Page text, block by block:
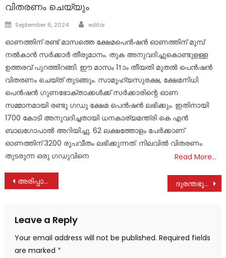
വിതരണം ചെയ്യും
Posted
September 6, 2024 Author
editor
ഓണത്തിന് രണ്ട് മാസത്തെ ക്ഷേമപെൻഷൻ ഓണത്തിന് മുമ്പ്
നൽകാൻ സർക്കാർ തീരുമാനം. തുക അനുവദിച്ചുകൊണ്ടുളള്ള
ഉത്തരവ് പുറത്തിറങ്ങി. ഈ മാസം 11ാം തീയതി മുതൽ പെൻഷൻ‌
വിതരണം ചെയ്ത് തുടങ്ങും. സാമൂഹ്യസുരക്ഷ, ക്ഷേമനിധി
പെൻഷൻ ഗുണഭോക്താക്കൾക്ക്‌ സർക്കാരിന്റെ ഓണ
സമ്മാനമായി രണ്ടു ഗഡു ക്ഷേമ പെൻഷൻ ലഭിക്കും. ഇതിനായി
1700 കോടി അനുവദിച്ചതായി ധനകാര്യമന്ത്രി കെ എൻ
ബാലഗോപാൽ അറിയിച്ചു. 62 ലക്ഷത്തോളം പേർക്കാണ്‌
ഓണത്തിന്‌ 3200 രൂപവീതം ലഭിക്കുന്നത്‌. നിലവിൽ വിതരണം
തുടരുന്ന ഒരു ഗഡുവിനെ
Read More…
Post
അരിപ്പാറയിൽ നന്ദിനി കുമാരൻ നിര്യാതയായി ദുരന്തഭൂമിയിലേക്ക് ഒരു കൊച്ചു കൈത്താങ്ങ് ;നാണയത്തുട്ടുകളുമായി കൊച്ചുകുട്ടി ഈരാറ്റുപേട്ട പൗരവലിയുടെ ഓഫീസിൽ
Leave a Reply
Your email address will not be published. Required fields
are marked *